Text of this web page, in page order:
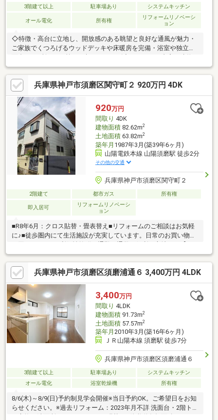
3階建て以上 駐車場あり システムキッチン
オール電化 所有権
リフォームリノベーシ
ョン
◇特徴・高台に立地し、開放感のある眺望と良好な通風が魅力・
ご家族でくつろげるウッドデッキや床暖房を完備・浴室や独立洗
内外フルリフォーム◇立地・神戸市立塩屋小学校まで徒歩約15
分・神戸市立塩屋中学校まで徒歩約26分◆◇弊社が選ばれる理由
◆◇１．お金の扱い方のプロ、ファイナンシャルプランナーが資
金計画をサポート！２．買い替えなどにも対応できる売却専門チ
ームあり！３．たくさんの銀行と繋がりがあるため、最も低金利
になるように審査が可能！
兵庫県神戸市須磨区関守町２ 920万円 4DK
920万円
間取り 4DK
建物面積82.62m2
土地面積63.82m2
築年月 1987年3月(築39年6ヶ月)
山陽電鉄本線 山陽須磨駅 徒歩2分
その他の交通
兵庫県神戸市須磨区関守町２
2階建て 都市ガス 所有権
即入居可
リフォームリノベーシ
ョン
■R8年6月：クロス貼替・畳表替え■リフォームのご相談はお気軽
に♪■徒歩圏内にて生活施設が充実しています。日常のお買い物に
は困りません。■利便性抜群、通勤・通学に便利な立地です【ネ
ット・ホームページに掲載されていない物件多数有、お気軽にお
問い合わせください】♪ホームページ他物件掲載中♪お家の売却相
談、無料査定しております住宅ローンでお困りな方は当社へご相
談をとりあえずローン相談だけでもしたい方大歓迎です！
兵庫県神戸市須磨区須磨浦通６ 3,400万円 4LDK
3,400万円
間取り 4LDK
建物面積91.73m2
土地面積57.57m2
築年月 2010年3月(築16年6ヶ月)
ＪＲ山陽本線 須磨駅 徒歩7分
兵庫県神戸市須磨区須磨浦通６
3階建て以上 駐車場あり
システムキッチン
オール電化
浴室乾燥機 所有権
8/6(木)～8/9(日)予約制見学会開催※当日予約OK。ご希望日をお知
らせください。※過去リフォーム：2023年月不詳 洗面台・2階トイ